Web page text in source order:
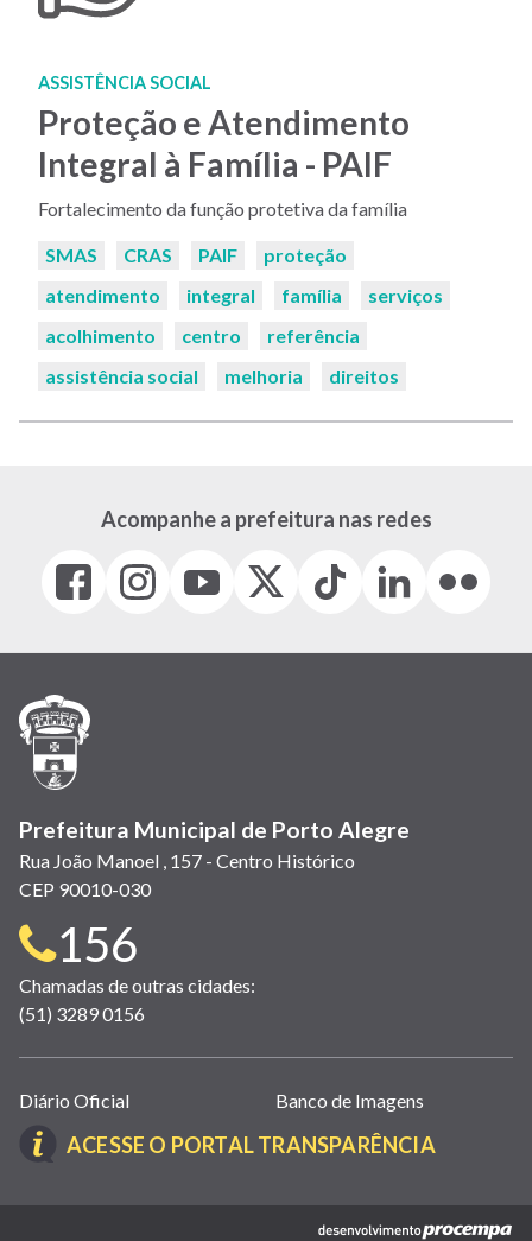
ASSISTÊNCIA SOCIAL
Proteção e Atendimento
Integral à Família - PAIF
Fortalecimento da função protetiva da família
Palavras-
SMAS CRAS PAIF
proteção
atendimento
integral família
serviços
acolhimento
centro
referência
assistência social
melhoria direitos
Acompanhe a prefeitura nas redes
Facebook
(link
em
janela)
Instagram
(link
em
(link
em
(Antigo
(link
Tiktok
(link
em
LinkedIn
(link
em
(link
em
Prefeitura Municipal de Porto Alegre
Rua João Manoel , 157 - Centro Histórico
CEP 90010-030
Telefone
para
contato:
156
Chamadas de outras cidades:
(51) 3289 0156
Links
úteis
(abrem
nova
Diário Oficial Banco de Imagens
ACESSE O PORTAL TRANSPARÊNCIA(LINK
EM